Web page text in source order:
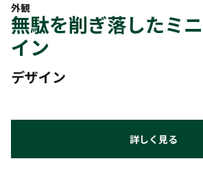
外観
無駄を削ぎ落したミ
イン
デザイン
詳しく見る